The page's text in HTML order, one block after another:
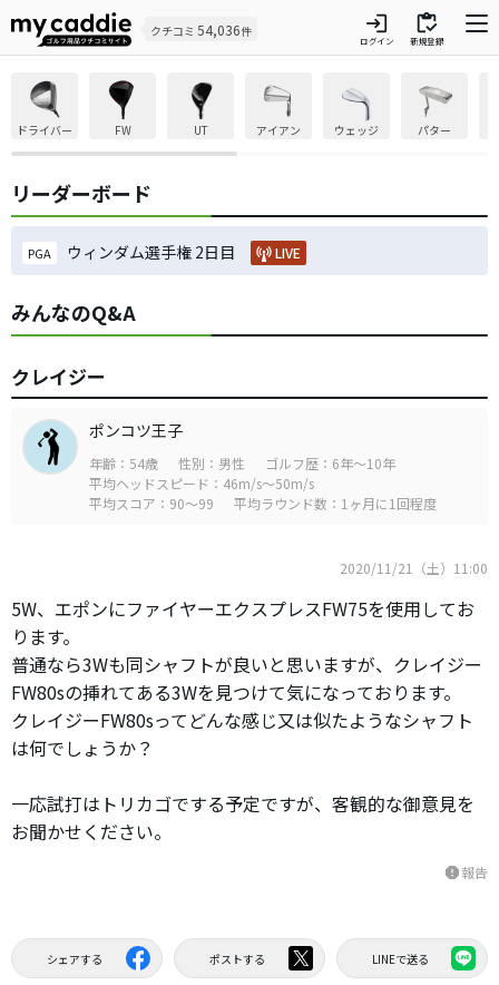
クチコミ 54,036件 login
ログイン
inventory
新規登録
ドライバー FW UT アイアン ウェッジ パター
リーダーボード
PGA ウィンダム選手権 2日目 LIVE
みんなのQ&A
クレイジー
ポンコツ王子
年齢：54歳 性別：男性
ゴルフ歴：6年～10年
平均ヘッドスピード：46m/s～50m/s
平均スコア：90～99
平均ラウンド数：1ヶ月に1回程度
2020/11/21（土）11:00
5W、エポンにファイヤーエクスプレスFW75を使用してお
ります。
普通なら3Wも同シャフトが良いと思いますが、クレイジー
FW80sの挿れてある3Wを見つけて気になっております。
クレイジーFW80sってどんな感じ又は似たようなシャフト
は何でしょうか？
一応試打はトリカゴでする予定ですが、客観的な御意見を
お聞かせください。
report報告
シェアする ポストする LINEで送る